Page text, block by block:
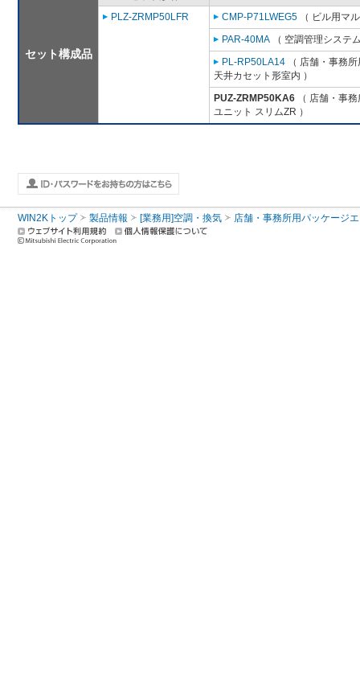
セット構成品
PLZ-ZRMP50LFR
CMP-P71LWEG5 （ ビル用マ
PAR-40MA （ 空調管理システ
PL-RP50LA14 （ 店舗・事務
天井カセット形室内 ）
PUZ-ZRMP50KA6 （ 店舗・事
ユニット スリムZR ）
WIN2Kトップ 製品情報 [業務用]空調・換気 店舗・事務所用パッケージ